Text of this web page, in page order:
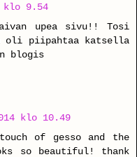
klo 9.54
upea sivu!! Tosi
oli piipahtaa katsella
blogis
klo 10.49
of gesso and the
so beautiful! thank